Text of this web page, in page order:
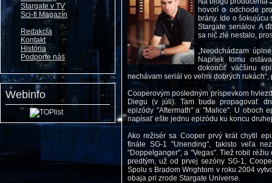
Stargate v TV
Sci-fi Magazín
Redakcia
Kontakt
História
Podporte nás
Webinfo
hovorí o odchode
brány. Ide o šokujúcu
Stargate seriálov. A
sa nič zlé nestalo,
„Neodchádzam
Napriek tomu
dokončiť väčšinu
nechávam seriál vo veľmi dobrých rukách“,
Cooperovým posledným príspevkom
Diegu (v júli). Tam bude propagovať
epizódy "Aftermath" a "Malice". U oboch
napísať ešte jednu epizódu ku koncu
Ako režisér sa Cooper prvý krát chytil
finále SG-1 "Unending", takisto veľa
"Doppelganger", a "Vegas". Tiež robil
predtým, už od prvej sezóny SG-1,
Spolu s Bradom Wrightom v roku 2004
obaja pri zrode Stargate Universe.